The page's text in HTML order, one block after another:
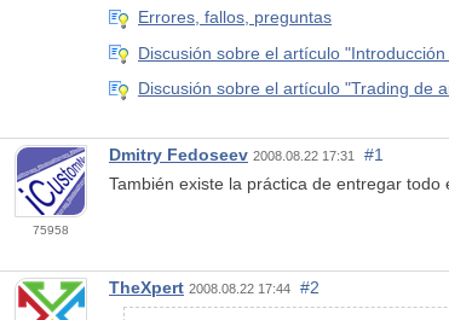
Errores, fallos, preguntas
Discusión sobre el artículo
Discusión sobre el artículo "Trading de
75958
Dmitry Fedoseev 2008.08.22 17:31
#1
También existe la práctica de entregar
TheXpert 2008.08.22 17:44 #2